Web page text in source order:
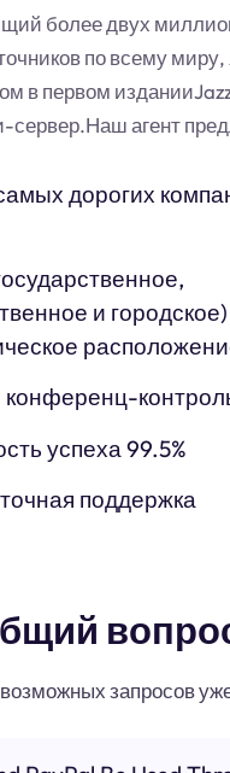
более двух
по всему миру,
в первом
сервер.Наш агент
дорогих
и городское)
успеха 99.5%
поддержка
запросов